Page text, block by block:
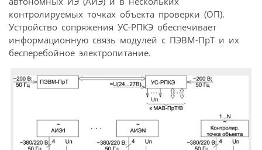
контролируемых точках объекта проверки (ОП).
Устройство сопряжения УС-РПКЭ обеспечивает
информационную связь модулей с ПЭВМ-ПрТ и их
бесперебойное электропитание.